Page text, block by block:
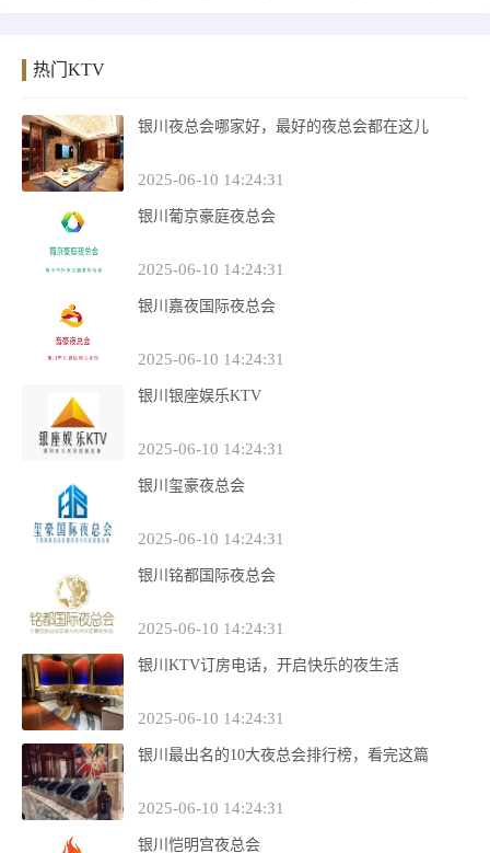
热门KTV
银川夜总会哪家好，最好的夜总会都在这儿
2025-06-10 14:24:31
银川葡京豪庭夜总会
2025-06-10 14:24:31
银川嘉夜国际夜总会
2025-06-10 14:24:31
银川银座娱乐KTV
2025-06-10 14:24:31
银川玺豪夜总会
2025-06-10 14:24:31
银川铭都国际夜总会
2025-06-10 14:24:31
银川KTV订房电话，开启快乐的夜生活
2025-06-10 14:24:31
银川最出名的10大夜总会排行榜，看完这篇
2025-06-10 14:24:31
银川恺明宫夜总会